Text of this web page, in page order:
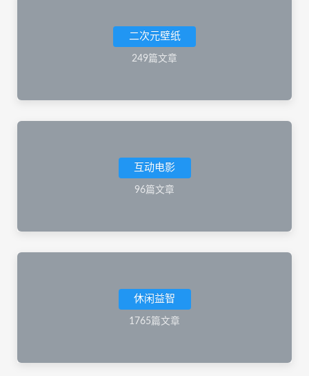
二次元壁纸
249篇文章
互动电影
96篇文章
休闲益智
1765篇文章